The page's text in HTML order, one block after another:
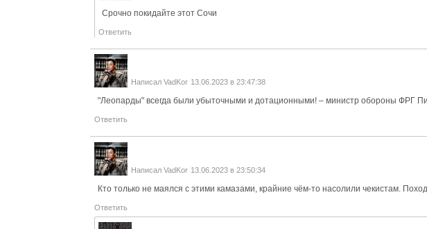
Срочно покидайте этот Сочи
Ответить
Написал VadKor 13.06.2023 в 23:47:38
"Леопарды" всегда были убыточными и дотационными! – министр обороны ФРГ
Ответить
Написал VadKor 13.06.2023 в 23:50:34
Кто только не маялся с этими камазами, крайние чём-то насолили чекистам.
Ответить